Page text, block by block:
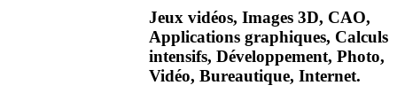
Jeux vidéos, Images 3D, CAO,
Applications graphiques, Calculs
intensifs, Développement, Photo,
Vidéo, Bureautique, Internet.